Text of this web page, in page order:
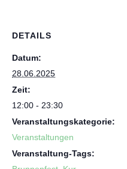
DETAILS
Datum:
28.06.2025
Zeit:
12:00 - 23:30
Veranstaltungskategorie:
Veranstaltungen
Veranstaltung-Tags: